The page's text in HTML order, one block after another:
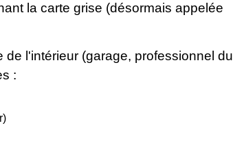
la carte grise (désormais appelée
de l'intérieur (garage, professionnel du
: